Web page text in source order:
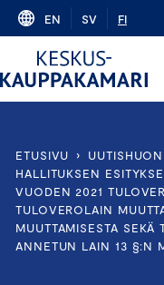
Skip
content
EN SV FI
ETUSIVU ›
HALLITUKSEN
VUODEN 2021
TULOVEROLAIN
MUUTTAMISESTA SEKÄ
ANNETUN LAIN 13 §:N